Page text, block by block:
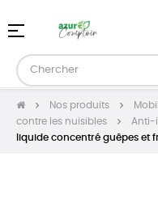
Basculer
navigation
☰
Nos produits
contre les nuisibles
Anti-
liquide concentré guêpes et